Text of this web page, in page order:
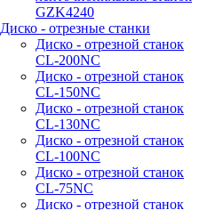
GZK4240
Диско - отрезные станки
Диско - отрезной станок
CL-200NC
Диско - отрезной станок
CL-150NC
Диско - отрезной станок
CL-130NC
Диско - отрезной станок
CL-100NC
Диско - отрезной станок
CL-75NC
Диско - отрезной станок